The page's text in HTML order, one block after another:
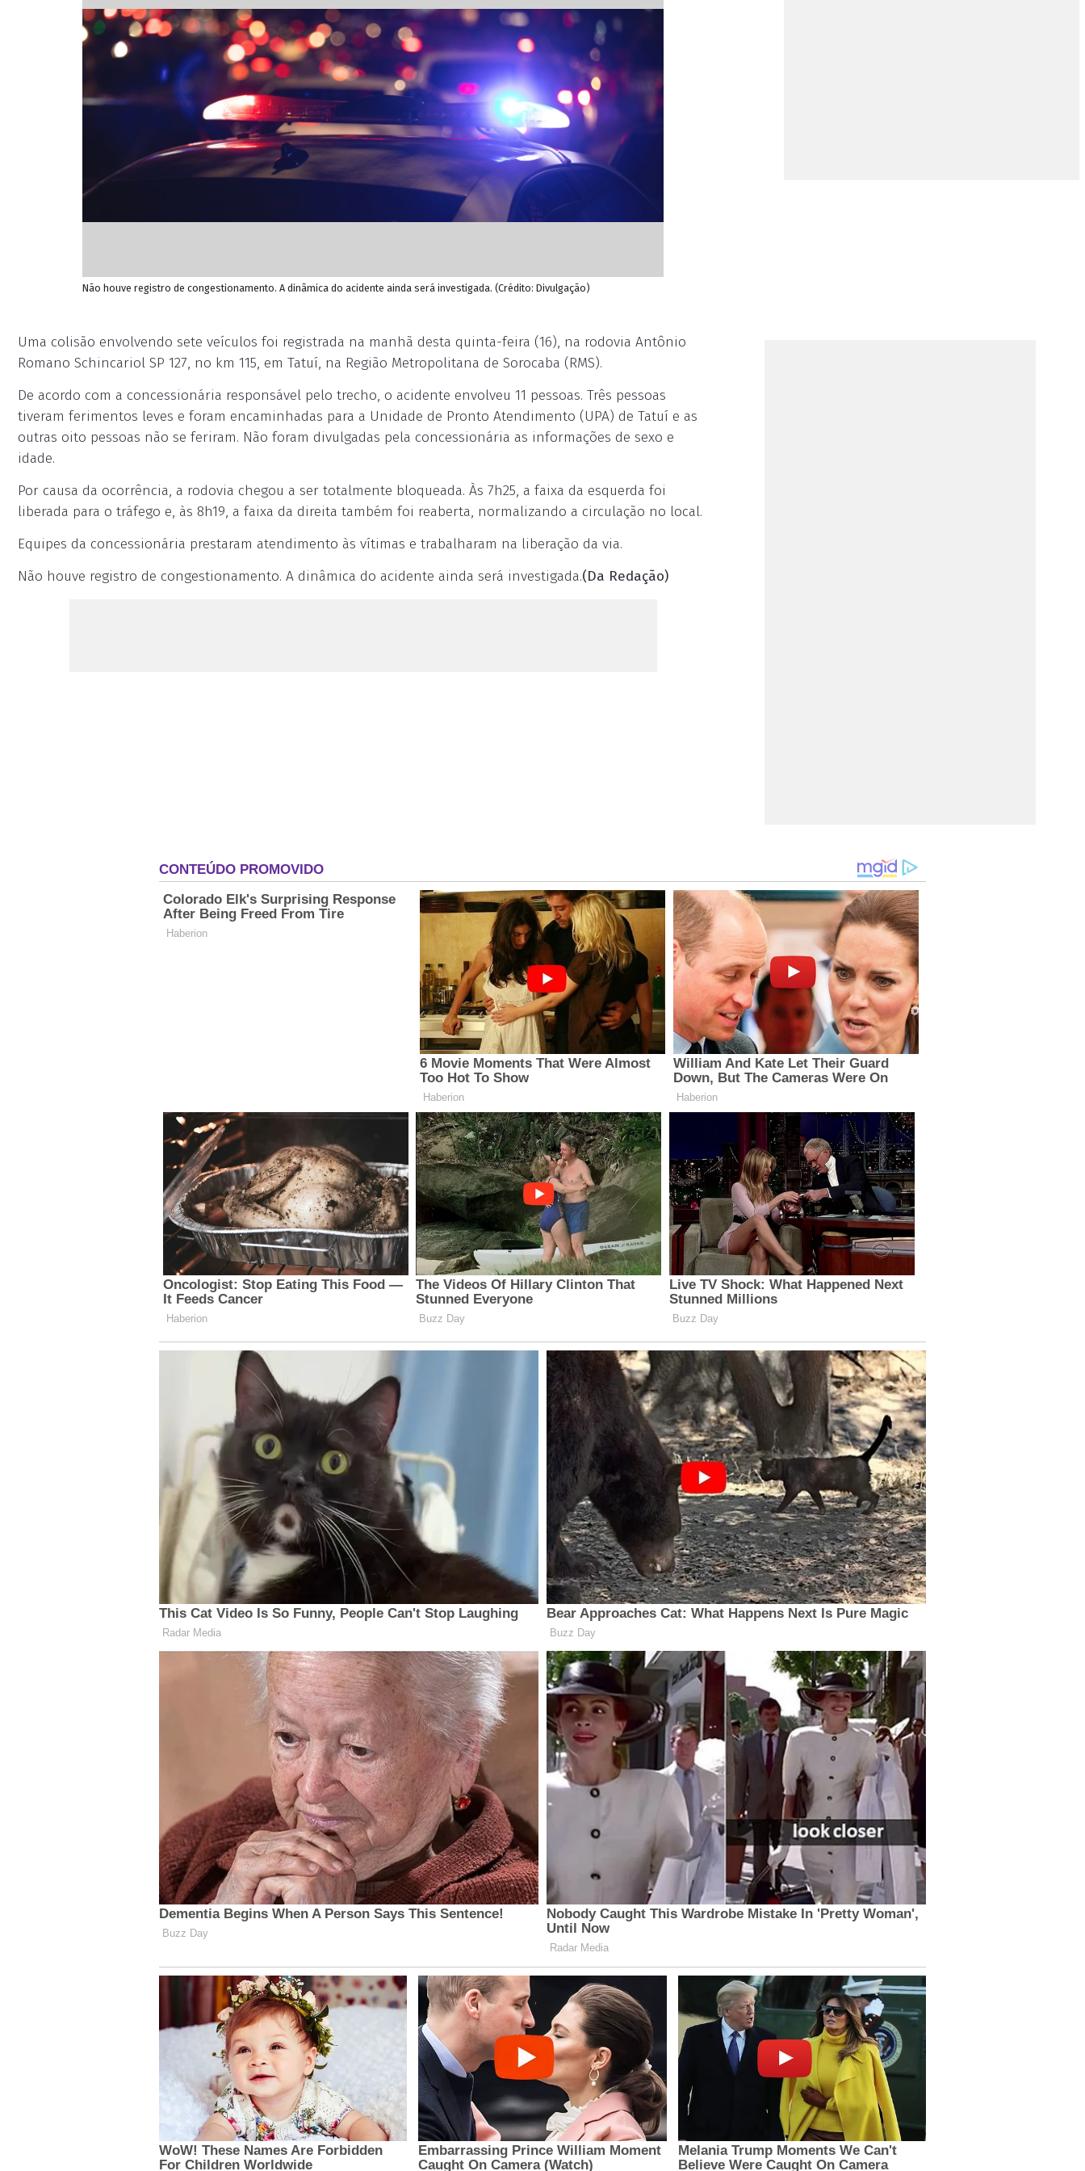
Não houve registro de congestionamento. A dinâmica do acidente ainda será investigada. (Crédito: Divulgação)
Uma colisão envolvendo sete veículos foi registrada na manhã desta quinta-feira (16), na rodovia Antônio
Romano Schincariol SP 127, no km 115, em Tatuí, na Região Metropolitana de Sorocaba (RMS).
De acordo com a concessionária responsável pelo trecho, o acidente envolveu 11 pessoas. Três pessoas
tiveram ferimentos leves e foram encaminhadas para a Unidade de Pronto Atendimento (UPA) de Tatuí e as
outras oito pessoas não se feriram. Não foram divulgadas pela concessionária as informações de sexo e
idade.
Por causa da ocorrência, a rodovia chegou a ser totalmente bloqueada. Às 7h25, a faixa da esquerda foi
liberada para o tráfego e, às 8h19, a faixa da direita também foi reaberta, normalizando a circulação no local.
Equipes da concessionária prestaram atendimento às vítimas e trabalharam na liberação da via.
Não houve registro de congestionamento. A dinâmica do acidente ainda será investigada.(Da Redação)